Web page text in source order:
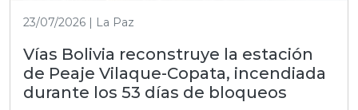
23/07/2026 | La Paz
Vías Bolivia reconstruye la estación
de Peaje Vilaque-Copata, incendiada
durante los 53 días de bloqueos